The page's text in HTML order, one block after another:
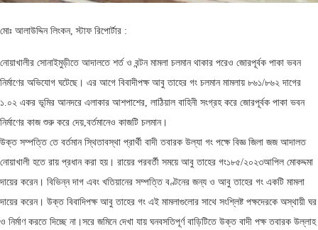
মোঃ আলাউদ্দিন লিংকন, স্টাফ রিপোর্টার :
নোয়াখালীর সোনাইমুড়ীতে আদালতে শর্ত ও বন্টন মামলা চলমান থাকার পরেও জোরপূর্বক পাকা ভবন
নির্মাণের অভিযোগ ঘটেছে। এর আগে বিবাদীপক্ষ আবু তাহের গং চলমান মামলায় ৮৬১/৮৬২ দাগের
১.০২ একর ভূমির আনদরে এলাকার আশপাশের, লাঠিয়াল বাহিনী সংগ্রহ করে জোরপূর্বক পাকা ভবন
নির্মাণের কাজ শুরু করে দেয়,বর্তমানেও কাজটি চলমান।
উক্ত সম্পত্তি তে বর্তমান স্থিতাবস্থা প্রার্থী বাদী তবারক উল্যা গং পক্ষে বিজ্ঞ জিলা জজ আদালত
নোয়াখালী হতে রায় প্রধান করা হয়। রায়ের পরবর্তী সময়ে আবু তাহের গং১৮৫/২০২৩আপিল মোকদ্দমা
দায়ের করেন। বিভিন্ন দাগ এবং খতিয়ানের সম্পত্তি বণ্টনের জন্য ও আবু তাহের গং একটি মামলা
দায়ের করেন। উক্ত বিবাদিপক্ষ আবু তাহের গং এই মামলাগুলোর সাথে সংশ্লিষ্ট পক্ষদেরকে অস্থায়ী ঘর
ও নির্মাণ করতে দিচ্ছে না।সরে জমিনে দেখা যায় ঘনবসতিপূর্ণ বাড়িটিতে উক্ত বাদী পক্ষ তবারক উল্লাহ